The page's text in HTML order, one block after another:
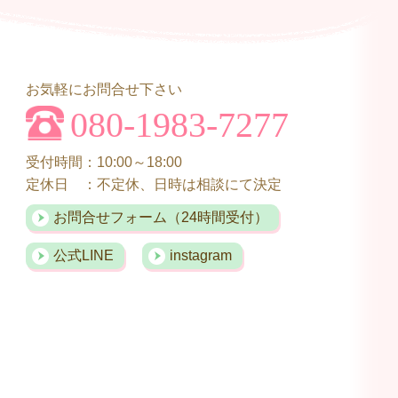
お気軽にお問合せ下さい
080-1983-7277
受付時間：10:00～18:00
定休日 ：不定休、日時は相談にて決定
お問合せフォーム（24時間受付）
公式LINE instagram